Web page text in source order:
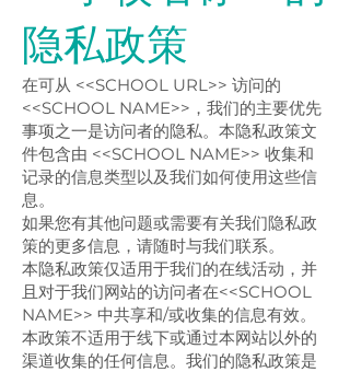
隐私政策
在可从 <<SCHOOL URL>> 访问的
<<SCHOOL NAME>>，我们的主要优先
事项之一是访问者的隐私。本隐私政策文
件包含由 <<SCHOOL NAME>> 收集和
记录的信息类型以及我们如何使用这些信
息。
如果您有其他问题或需要有关我们隐私政
策的更多信息，请随时与我们联系。
本隐私政策仅适用于我们的在线活动，并
且对于我们网站的访问者在<<SCHOOL
NAME>> 中共享和/或收集的信息有效。
本政策不适用于线下或通过本网站以外的
渠道收集的任何信息。我们的隐私政策是